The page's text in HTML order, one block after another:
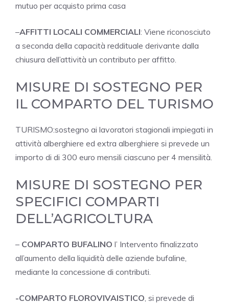
mutuo per acquisto prima casa
–AFFITTI LOCALI COMMERCIALI: Viene riconosciuto
a seconda della capacità reddituale derivante dalla
chiusura dell’attività un contributo per affitto.
MISURE DI SOSTEGNO PER
IL COMPARTO DEL TURISMO
TURISMO:sostegno ai lavoratori stagionali impiegati in
attività alberghiere ed extra alberghiere si prevede un
importo di di 300 euro mensili ciascuno per 4 mensilità.
MISURE DI SOSTEGNO PER
SPECIFICI COMPARTI
DELL’AGRICOLTURA
– COMPARTO BUFALINO l’ Intervento finalizzato
all’aumento della liquidità delle aziende bufaline,
mediante la concessione di contributi.
-COMPARTO FLOROVIVAISTICO, si prevede di